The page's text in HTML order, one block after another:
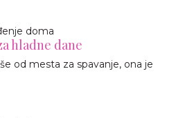
doma
hladne dane
od mesta za spavanje, ona je